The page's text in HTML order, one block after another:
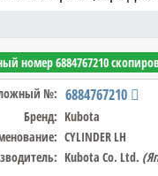
-
№: 6884767210
Бренд: Kubota
CYLINDER LH
Kubota Co. Ltd.
номер 6884767210